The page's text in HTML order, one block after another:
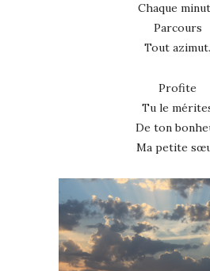
Chaque
Parcours
Tout azimut.
Profite
Tu le
De ton
Ma petite